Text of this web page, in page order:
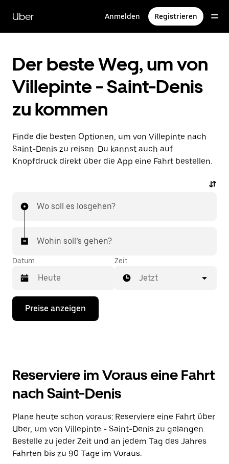
zum
Hauptinhalt
Uber Anmelden Registrieren
Der beste Weg, um von
Villepinte - Saint-Denis
zu kommen
Finde die besten Optionen, um von Villepinte nach
Saint-Denis zu reisen. Du kannst auch auf
Knopfdruck direkt über die App eine Fahrt bestellen.
Wo soll es losgehen?
Wohin soll’s gehen?
Datum
Drücke
Nach-
Kalender
interagieren
ein
Datum
auszuwählen.
Drücke
die
Escape-
Zeit
Jetzt
Preise anzeigen
Reserviere im Voraus eine Fahrt
nach Saint-Denis
Plane heute schon voraus: Reserviere eine Fahrt über
Uber, um von Villepinte - Saint-Denis zu gelangen.
Bestelle zu jeder Zeit und an jedem Tag des Jahres
Fahrten bis zu 90 Tage im Voraus.